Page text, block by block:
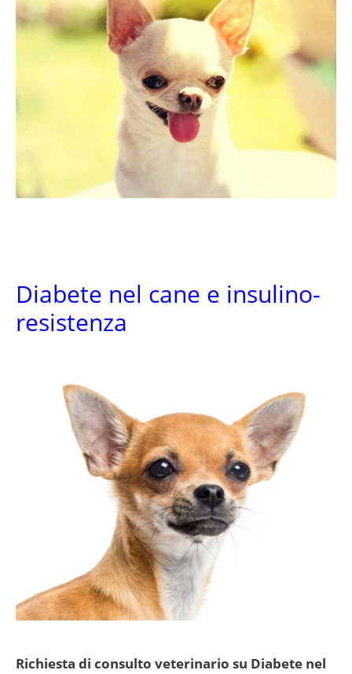
Diabete nel cane e insulino-
resistenza
Richiesta di consulto veterinario su Diabete nel